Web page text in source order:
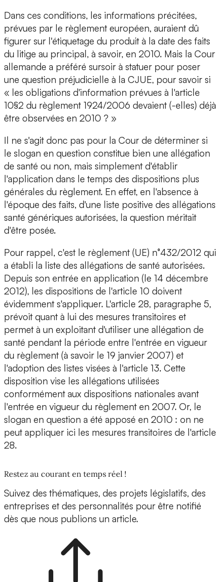
Dans ces conditions, les informations précitées,
prévues par le règlement européen, auraient dû
figurer sur l'étiquetage du produit à la date des faits
du litige au principal, à savoir, en 2010. Mais la Cour
allemande a préféré sursoir à statuer pour poser
une question préjudicielle à la CJUE, pour savoir si
« les obligations d'information prévues à l'article
10§2 du règlement 1924/2006 devaient (-elles) déjà
être observées en 2010 ? »
Il ne s'agit donc pas pour la Cour de déterminer si
le slogan en question constitue bien une allégation
de santé ou non, mais simplement d'établir
l'application dans le temps des dispositions plus
générales du règlement. En effet, en l'absence à
l'époque des faits, d'une liste positive des allégations
santé génériques autorisées, la question méritait
d'être posée.
Pour rappel, c'est le règlement (UE) n°432/2012 qui
a établi la liste des allégations de santé autorisées.
Depuis son entrée en application (le 14 décembre
2012), les dispositions de l'article 10 doivent
évidemment s'appliquer. L'article 28, paragraphe 5,
prévoit quant à lui des mesures transitoires et
permet à un exploitant d'utiliser une allégation de
santé pendant la période entre l'entrée en vigueur
du règlement (à savoir le 19 janvier 2007) et
l'adoption des listes visées à l'article 13. Cette
disposition vise les allégations utilisées
conformément aux dispositions nationales avant
l'entrée en vigueur du règlement en 2007. Or, le
slogan en question a été apposé en 2010 : on ne
peut appliquer ici les mesures transitoires de l'article
28.
Restez au courant en temps réel !
Suivez des thématiques, des projets législatifs, des
entreprises et des personnalités pour être notifié
dès que nous publions un article.